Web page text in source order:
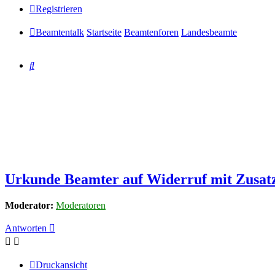
Registrieren
Beamtentalk Startseite Beamtenforen Landesbeamte
Suche
Urkunde Beamter auf Widerruf mit
Moderator: Moderatoren
Antworten
Druckansicht